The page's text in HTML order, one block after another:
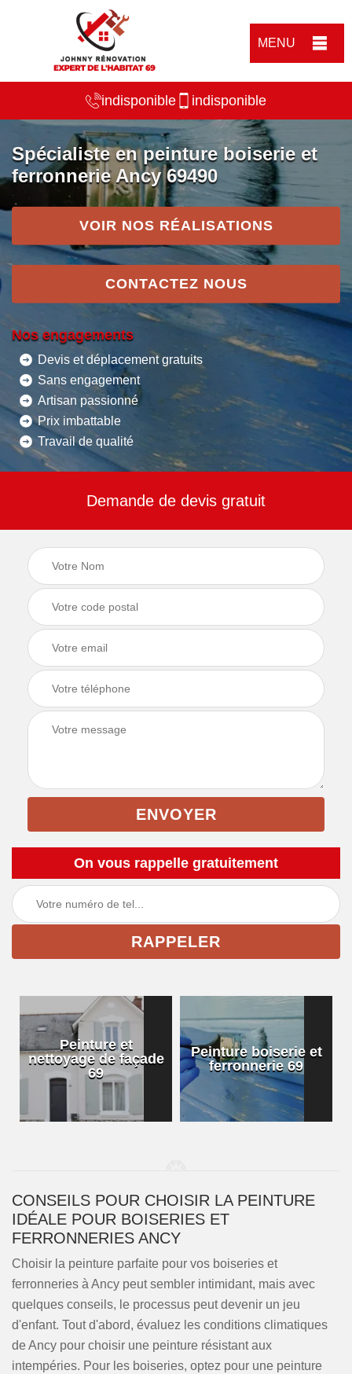
MENU
indisponible indisponible
Spécialiste en peinture boiserie et
ferronnerie Ancy 69490
VOIR NOS RÉALISATIONS
CONTACTEZ NOUS
Nos engagements
Devis et déplacement gratuits
Sans engagement
Artisan passionné
Prix imbattable
Travail de qualité
Demande de devis gratuit
On vous rappelle gratuitement
Peinture et
nettoyage de façade
69
Peinture boiserie et
ferronnerie 69
CONSEILS POUR CHOISIR LA PEINTURE
IDÉALE POUR BOISERIES ET
FERRONNERIES ANCY
Choisir la peinture parfaite pour vos boiseries et
ferronneries à Ancy peut sembler intimidant, mais avec
quelques conseils, le processus peut devenir un jeu
d'enfant. Tout d'abord, évaluez les conditions climatiques
de Ancy pour choisir une peinture résistant aux
intempéries. Pour les boiseries, optez pour une peinture